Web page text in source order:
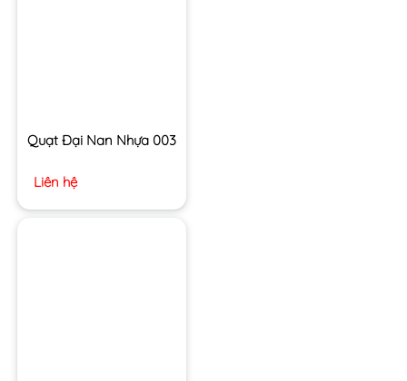
Quạt Đại Nan Nhựa 003
Liên hệ